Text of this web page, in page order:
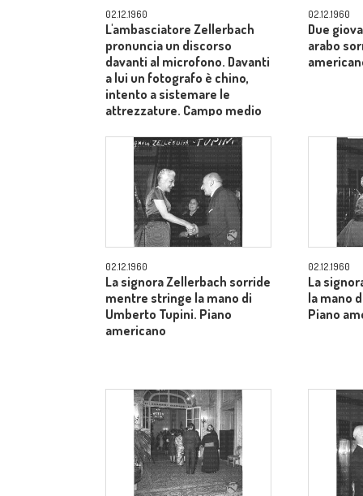
02.12.1960
L'ambasciatore Zellerbach
pronuncia un discorso
davanti al microfono. Davanti
a lui un fotografo è chino,
intento a sistemare le
attrezzature. Campo medio
02.12.1960
Due
arabo
02.12.1960
La signora Zellerbach sorride
mentre stringe la mano di
Umberto Tupini. Piano
americano
02.12.1960
La
la mano
Piano